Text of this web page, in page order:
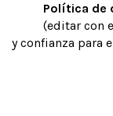
Política de
(editar con
y confianza para